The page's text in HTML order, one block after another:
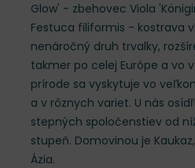
Glow' - zbehovec Viola
Festuca filiformis - kostrava
nenáročný druh trvalky,
takmer po celej Európe a vo
prírode sa vyskytuje vo
a v rôznych variet. U nás
stepných spoločenstiev od
stupeň. Domovinou je
Ázia.